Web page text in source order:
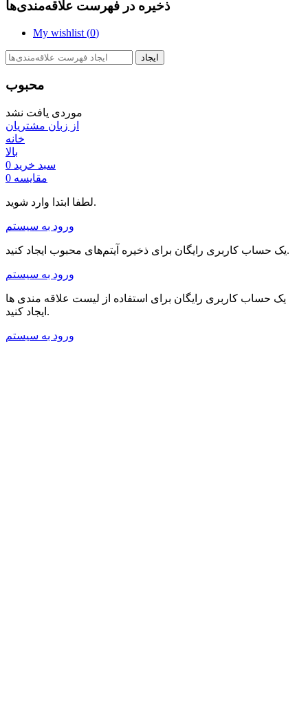
ذخیره در فهرست علاقه‌مندی‌ها
My wishlist (0)
ایجاد
محبوب
موردی یافت نشد
از زبان مشتریان
خانه
بالا
سبد خرید 0
مقایسه 0
لطفا ابتدا وارد شوید.
ورود به سیستم
یک حساب کاربری رایگان برای ذخیره آیتم‌های محبوب ایجاد کنید.
ورود به سیستم
یک حساب کاربری رایگان برای استفاده از لیست علاقه مندی ها
ایجاد کنید.
ورود به سیستم